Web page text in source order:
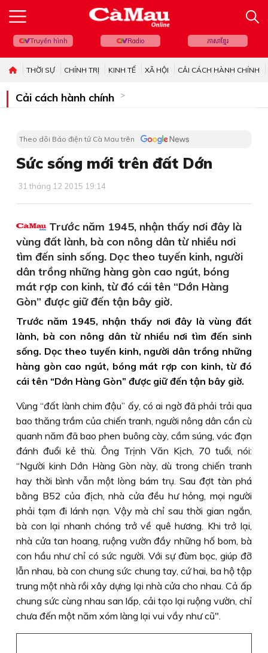
Truyền hình Radio ភាសាខ្មែរ
THỜI SỰ CHÍNH TRỊ KINH TẾ XÃ HỘI CẢI CÁCH HÀNH CHÍNH
Cải cách hành chính
Theo dõi Báo điện tử Cà Mau trên
Sức sống mới trên đất Dớn
31 tháng 12 2015 19:14
Trước năm 1945, nhận thấy nơi đây là
vùng đất lành, bà con nông dân từ nhiều nơi
tìm đến sinh sống. Dọc theo tuyến kinh, người
dân trồng những hàng gòn cao ngút, bóng
mát rợp con kinh, từ đó cái tên “Dớn Hàng
Gòn” được giữ đến tận bây giờ.
Trước năm 1945, nhận thấy nơi đây là vùng đất
lành, bà con nông dân từ nhiều nơi tìm đến sinh
sống. Dọc theo tuyến kinh, người dân trồng những
hàng gòn cao ngút, bóng mát rợp con kinh, từ đó
cái tên “Dớn Hàng Gòn” được giữ đến tận bây giờ.
Vùng “đất lành chim đậu” ấy, có ai ngờ đã phải trải qua
bao thăng trầm của chiến tranh, người nông dân cần cù
quanh năm đã bao phen buông cày, cầm súng, vác đạn
đánh đuổi kẻ thù. Ông Trịnh Văn Kịch, 70 tuổi, nói:
“Người kinh Dớn Hàng Gòn này, dù trong chiến tranh
hay thời bình vẫn một lòng bám trụ. Sau đợt tàn phá
bằng B52 của địch, nhà cửa đều hư hỏng, mọi người
phải tạm đi lánh nạn. Vậy mà chỉ sau thời gian ngắn,
bà con lại nhanh chóng trở về quê hương. Khi trở lại,
nhà cửa tan hoang, ruộng vườn đầy những hố bom, bà
con hầu như chỉ có sức người. Với sự đùm bọc, giúp đỡ
lẫn nhau, bà con chung sức chung tay, cứ hai, ba hộ tập
trung một nhà rồi xây dựng lại nhà cửa cho nhau. Cả ấp
chung sức cùng nhau san lấp, cải tạo lại ruộng vườn, chỉ
chưa đến một năm xóm làng lại vui vầy như cũ".